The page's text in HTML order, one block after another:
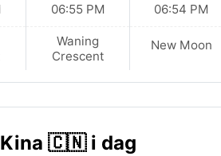
06:55 PM
Waning
Crescent
06:54 PM
New Moon
🇨🇳 i dag